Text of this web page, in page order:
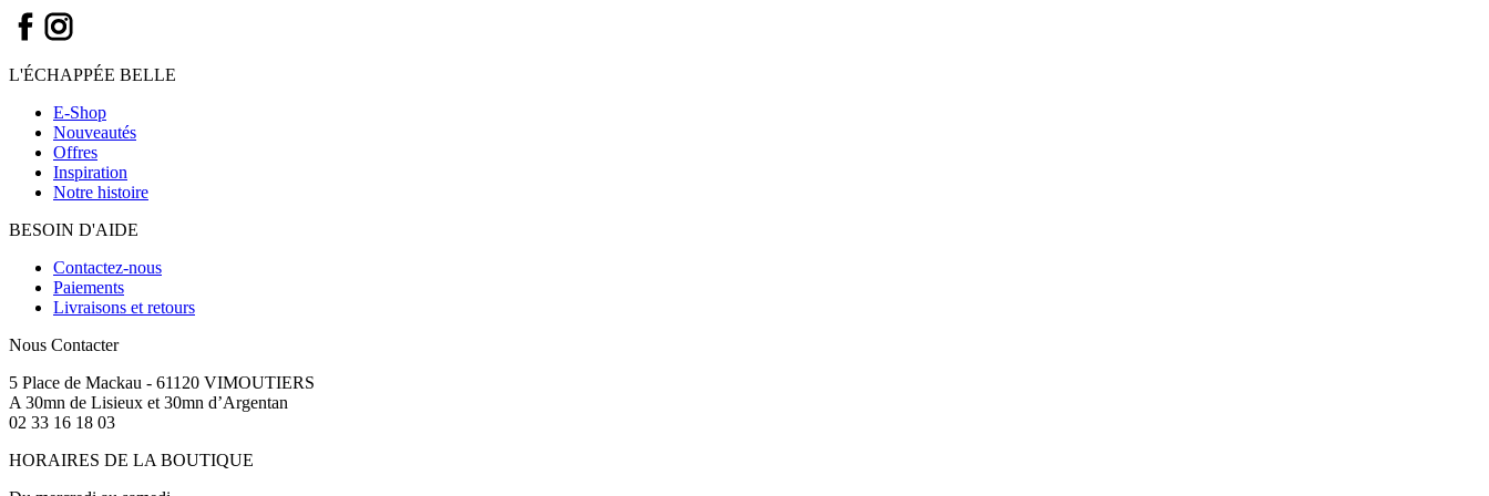
Roseau
L'ÉCHAPPÉE BELLE
E-Shop
Nouveautés
Offres
Inspiration
Notre histoire
BESOIN D'AIDE
Contactez-nous
Paiements
Livraisons et retours
Nous Contacter
5 Place de Mackau - 61120 VIMOUTIERS
A 30mn de Lisieux et 30mn d’Argentan
02 33 16 18 03
HORAIRES DE LA BOUTIQUE